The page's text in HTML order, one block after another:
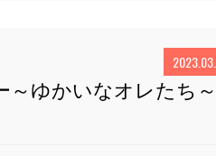
ゆかいなオレたち～